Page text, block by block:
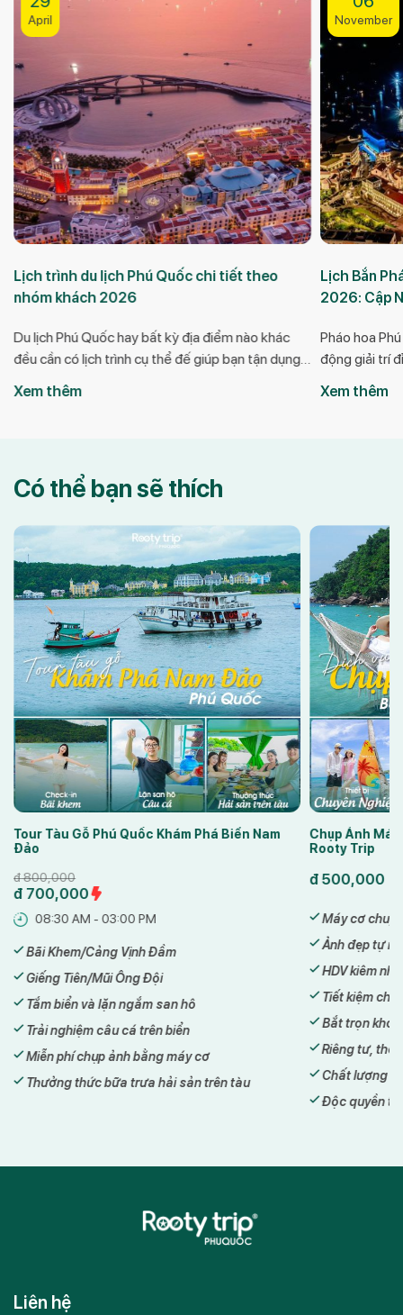
April
Lịch trình du lịch Phú Quốc chi tiết theo
nhóm khách 2026
Du lịch Phú Quốc hay bất kỳ địa điểm nào khác
đều cần có lịch trình cụ thể đế giúp bạn tận dụng
tối đa thời gian và có chuyến đi trải nghiệm tốt
Xem thêm
November
Lịch Bắn
2026: Cập
Pháo hoa
động giải trí
đến với hòn
Xem thêm
Có thể bạn sẽ thích
Tour Tàu Gỗ Phú Quốc Khám Phá Biển Nam
Đảo
đ800,000
đ 700,000
08:30 AM - 03:00 PM
Bãi Khem/Cảng Vịnh Đầm
Giếng Tiên/Mũi Ông Đội
Tắm biển và lặn ngắm san hô
Trải nghiệm câu cá trên biển
Miễn phí chụp ảnh bằng máy cơ
Thưởng thức bữa trưa hải sản trên tàu
Chụp Ảnh
Rooty Trip
đ 500,000
Máy cơ
Ảnh đẹp tự
HDV kiêm
Tiết kiệm chi
Bắt trọn
Riêng tư,
Chất lượng
Độc quyền
Liên hệ